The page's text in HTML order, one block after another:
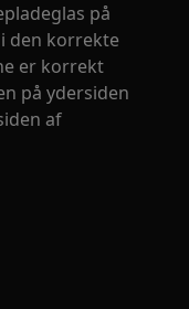
på
den korrekte
er korrekt
på ydersiden
af